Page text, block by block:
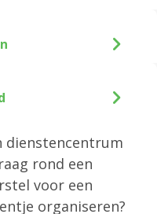
dienstencentrum
rond een
voor een
organiseren?